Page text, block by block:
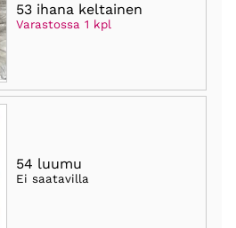
53 ihana keltainen
Varastossa 1 kpl
54 luumu
Ei saatavilla